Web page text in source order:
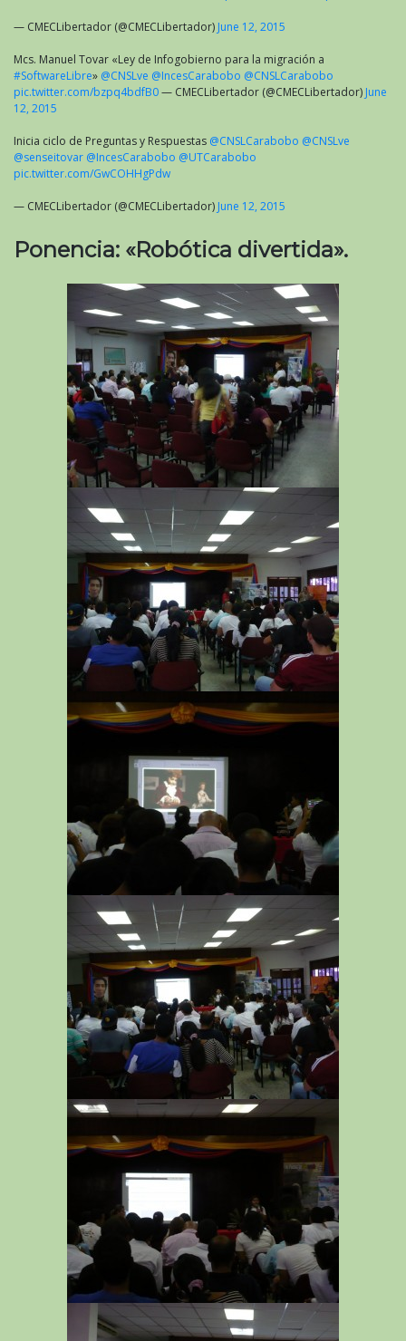
— CMECLibertador (@CMECLibertador) June 12, 2015
Mcs. Manuel Tovar «Ley de Infogobierno para la migración a
#SoftwareLibre» @CNSLve @IncesCarabobo @CNSLCarabobo
pic.twitter.com/bzpq4bdfB0— CMECLibertador (@CMECLibertador) June
12, 2015
Inicia ciclo de Preguntas y Respuestas @CNSLCarabobo @CNSLve
@senseitovar @IncesCarabobo @UTCarabobo
pic.twitter.com/GwCOHHgPdw
— CMECLibertador (@CMECLibertador) June 12, 2015
Ponencia: «Robótica divertida».